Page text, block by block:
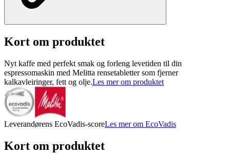
Kort om produktet
Nyt kaffe med perfekt smak og forleng levetiden til din
espressomaskin med Melitta rensetabletter som fjerner
kalkavleiringer, fett og olje.Les mer om produktet
Leverandørens EcoVadis-scoreLes mer om EcoVadis
Kort om produktet